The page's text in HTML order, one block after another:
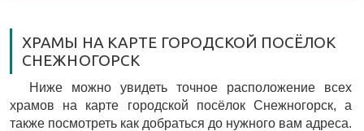
ХРАМЫ НА КАРТЕ ГОРОДСКОЙ ПОСЁЛОК
СНЕЖНОГОРСК
Ниже можно увидеть точное расположение всех
храмов на карте городской посёлок Снежногорск, а
также посмотреть как добраться до нужного вам адреса.